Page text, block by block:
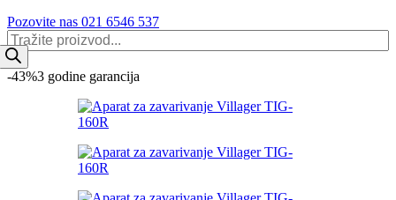
Pozovite nas 021 6546 537
Products
search
-43%3 godine garancija